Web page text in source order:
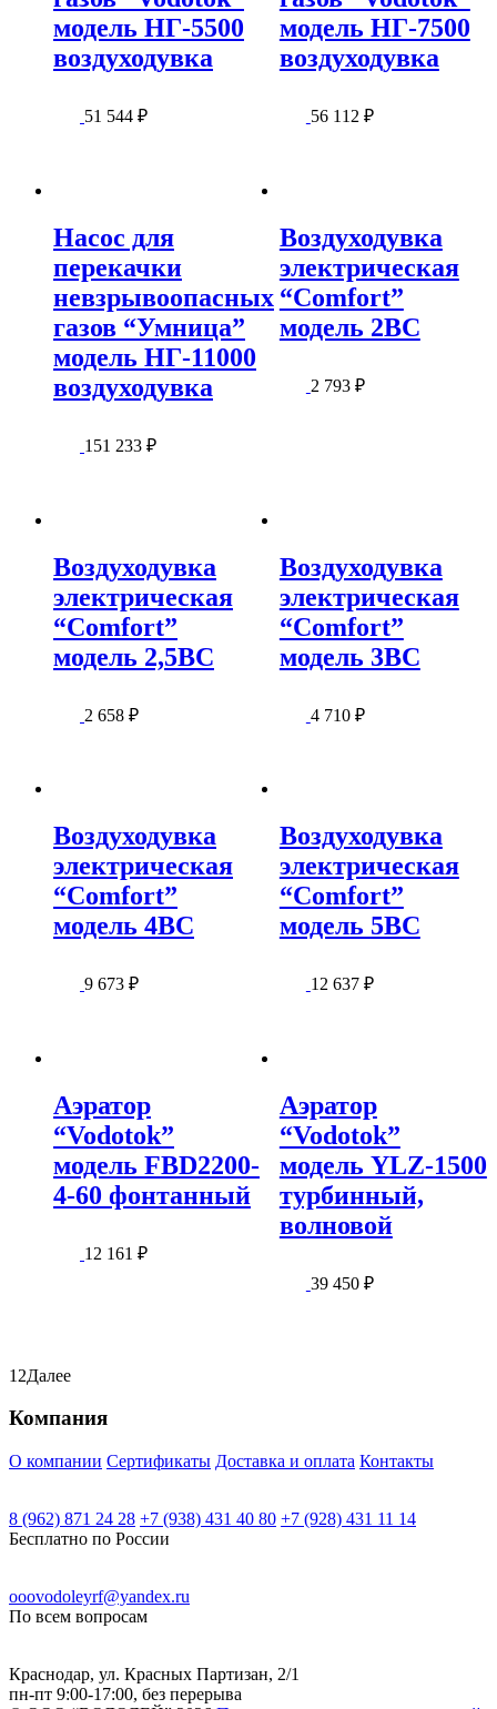
модель НГ-5500
воздуходувка
51 544 ₽
модель НГ-7500
воздуходувка
56 112 ₽
Насос для
перекачки
невзрывоопасных
газов “Умница”
модель НГ-11000
воздуходувка
151 233 ₽
Воздуходувка
электрическая
“Comfort”
модель 2BC
2 793 ₽
Воздуходувка
электрическая
“Comfort”
модель 2,5BC
2 658 ₽
Воздуходувка
электрическая
“Comfort”
модель 3BC
4 710 ₽
Воздуходувка
электрическая
“Comfort”
модель 4BC
9 673 ₽
Воздуходувка
электрическая
“Comfort”
модель 5BC
12 637 ₽
Аэратор
“Vodotok”
модель FBD2200-
4-60 фонтанный
12 161 ₽
Аэратор
“Vodotok”
модель YLZ-1500
турбинный,
волновой
39 450 ₽
1 2Далее
Компания
О компании Сертификаты Доставка и оплата Контакты
8 (962) 871 24 28 +7 (938) 431 40 80 +7 (928) 431 11 14
Бесплатно по России
ooovodoleyrf@yandex.ru
По всем вопросам
Краснодар, ул. Красных Партизан, 2/1
пн-пт 9:00-17:00, без перерыва